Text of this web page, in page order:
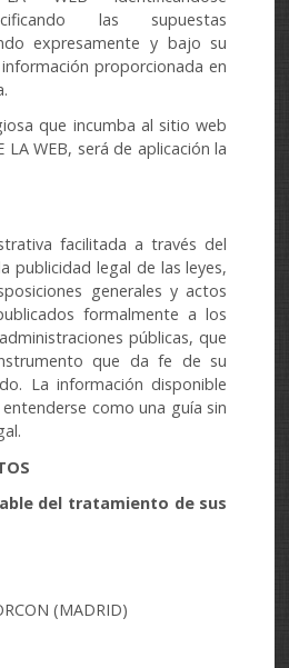
las supuestas
expresamente y bajo su
proporcionada en
que incumba al sitio web
LA WEB, será de aplicación la
facilitada a través del
publicidad legal de las leyes,
generales y actos
formalmente a los
públicas, que
que da fe de su
La información disponible
como una guía sin
del tratamiento de sus
(MADRID)